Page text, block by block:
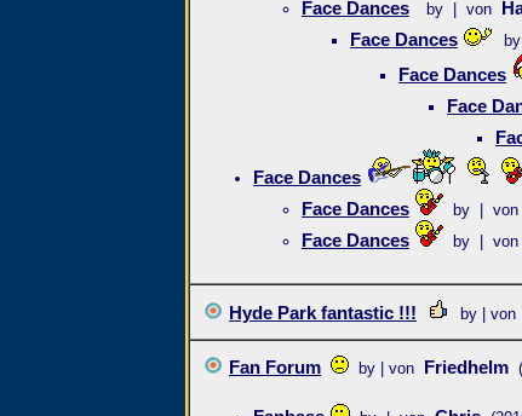
Face Dances by | von
Face Dances
Face Dances
Face
Face Dances
Face Dances by | von
Face Dances by | von
Hyde Park fantastic !!! by | von
Fan Forum by | von Friedhelm